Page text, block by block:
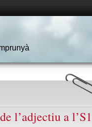
l’adjectiu a l’S1